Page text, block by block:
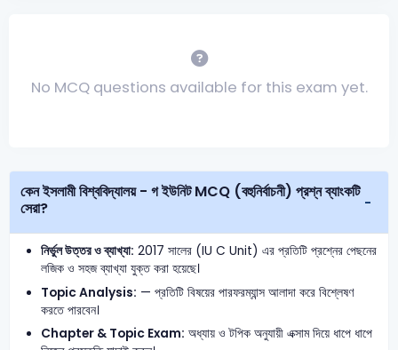
No MCQ questions available for this exam yet.
কেন ইসলামী বিশ্ববিদ্যালয় - গ ইউনিট MCQ (বহুনির্বাচনী) প্রশ্ন ব্যাংকটি
সেরা?
নির্ভুল উত্তর ও ব্যাখ্যা: 2017 সালের (IU C Unit) এর প্রতিটি প্রশ্নের পেছনের
লজিক ও সহজ ব্যাখ্যা যুক্ত করা হয়েছে।
Topic Analysis: — প্রতিটি বিষয়ের পারফরম্যান্স আলাদা করে বিশ্লেষণ
করতে পারবেন।
Chapter & Topic Exam: অধ্যায় ও টপিক অনুযায়ী এক্সাম দিয়ে ধাপে ধাপে